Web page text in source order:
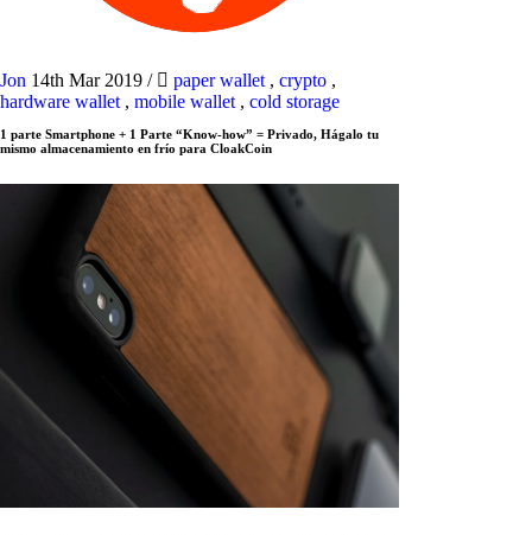
Jon 14th Mar 2019 / paper wallet , crypto ,
hardware wallet , mobile wallet , cold storage
1 parte Smartphone + 1 Parte “Know-how” = Privado, Hágalo tu
mismo almacenamiento en frío para CloakCoin